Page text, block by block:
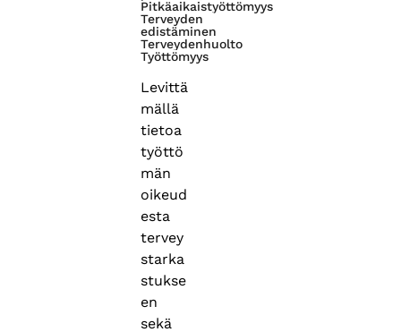
Pitkäaikaistyöttömyys
Terveyden
edistäminen
Terveydenhuolto
Työttömyys
Levittä
mällä
tietoa
työttö
män
oikeud
esta
tervey
starka
stukse
en
sekä